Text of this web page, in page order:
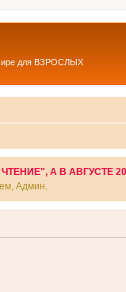
мире для ВЗРОСЛЫХ
А В АВГУСТЕ
Админ.